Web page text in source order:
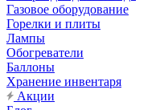
Газовое оборудование
Горелки и плиты
Лампы
Обогреватели
Баллоны
Хранение инвентаря
Акции